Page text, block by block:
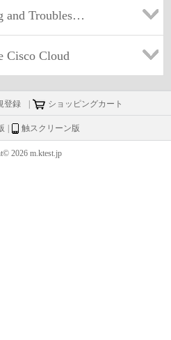
the Cisco Cloud Infrastructure
Cisco Cloud
登録 ショッピングカート
触スクリーン版
2026 m.ktest.jp